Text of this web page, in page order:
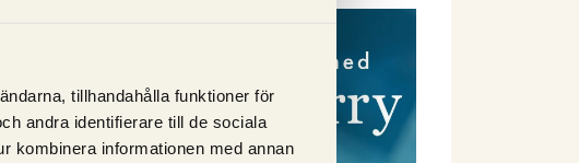
tillhandahålla funktioner för
andra identifierare till de sociala
kombinera informationen med annan